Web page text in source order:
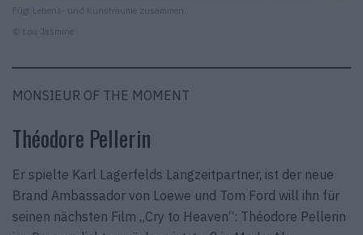
Fügt Lebens- und Kunsträume zusammen.
© Lou Jasmine
MONSIEUR OF THE MOMENT
Théodore Pellerin
Er spielte Karl Lagerfelds Langzeitpartner, ist der neue
Brand Ambassador von Loewe und Tom Ford will ihn für
seinen nächsten Film „Cry to Heaven“: Théodore Pellerin